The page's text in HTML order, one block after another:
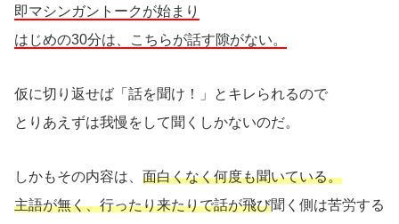
即マシンガントークが始まり
はじめの30分は、こちらが話す隙がない。
仮に切り返せば「話を聞け！」とキレられるので
とりあえずは我慢をして聞くしかないのだ。
しかもその内容は、 面白くなく何度も聞いている。
主語が無く、行ったり来たりで話が飛び聞く側は苦労する